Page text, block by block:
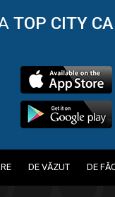
TOP CITY
DE VĂZUT DE